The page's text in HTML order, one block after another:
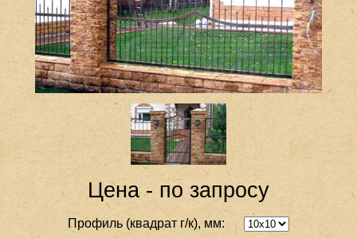
Цена - по запросу
Профиль (квадрат г/к), мм: